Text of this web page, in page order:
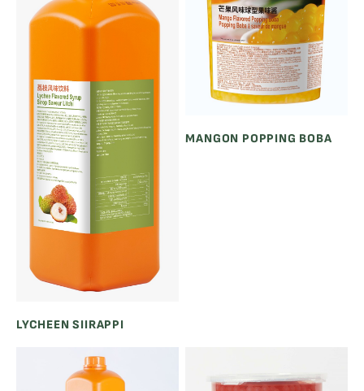
LYCHEEN SIIRAPPI
MANGON POPPING BOBA